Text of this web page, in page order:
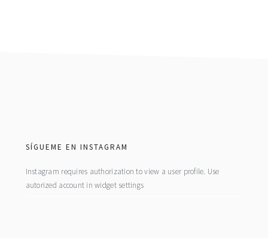
SÍGUEME EN INSTAGRAM
Instagram requires authorization to view a user profile. Use
autorized account in widget settings